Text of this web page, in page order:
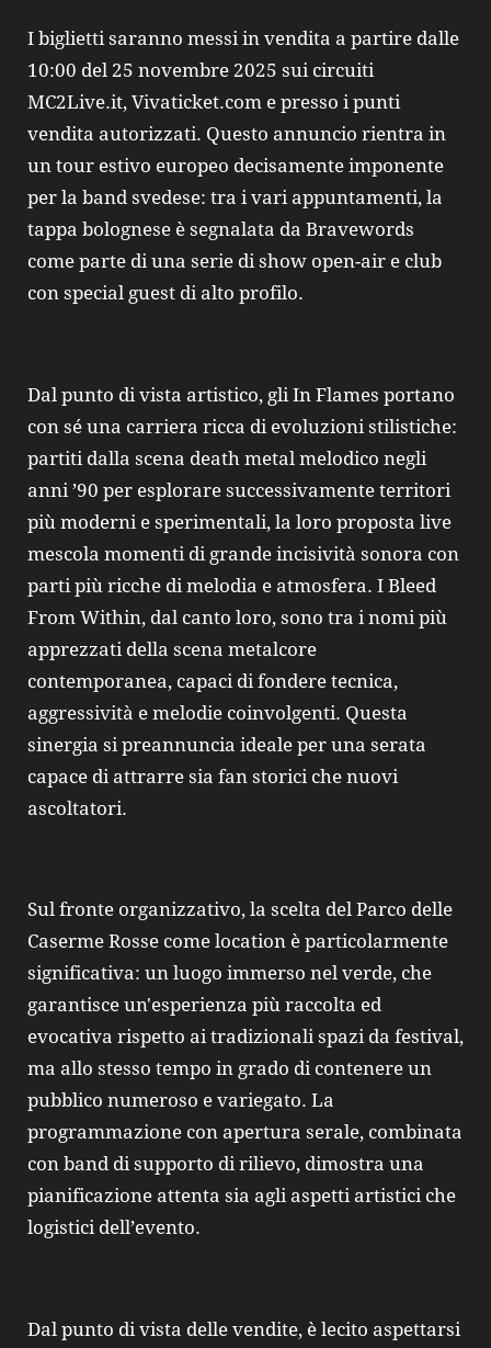
I biglietti saranno messi in vendita a partire dalle
10:00 del 25 novembre 2025 sui circuiti
MC2Live.it, Vivaticket.com e presso i punti
vendita autorizzati. Questo annuncio rientra in
un tour estivo europeo decisamente imponente
per la band svedese: tra i vari appuntamenti, la
tappa bolognese è segnalata da Bravewords
come parte di una serie di show open-air e club
con special guest di alto profilo.
Dal punto di vista artistico, gli In Flames portano
con sé una carriera ricca di evoluzioni stilistiche:
partiti dalla scena death metal melodico negli
anni ’90 per esplorare successivamente territori
più moderni e sperimentali, la loro proposta live
mescola momenti di grande incisività sonora con
parti più ricche di melodia e atmosfera. I Bleed
From Within, dal canto loro, sono tra i nomi più
apprezzati della scena metalcore
contemporanea, capaci di fondere tecnica,
aggressività e melodie coinvolgenti. Questa
sinergia si preannuncia ideale per una serata
capace di attrarre sia fan storici che nuovi
ascoltatori.
Sul fronte organizzativo, la scelta del Parco delle
Caserme Rosse come location è particolarmente
significativa: un luogo immerso nel verde, che
garantisce un'esperienza più raccolta ed
evocativa rispetto ai tradizionali spazi da festival,
ma allo stesso tempo in grado di contenere un
pubblico numeroso e variegato. La
programmazione con apertura serale, combinata
con band di supporto di rilievo, dimostra una
pianificazione attenta sia agli aspetti artistici che
logistici dell’evento.
Dal punto di vista delle vendite, è lecito aspettarsi